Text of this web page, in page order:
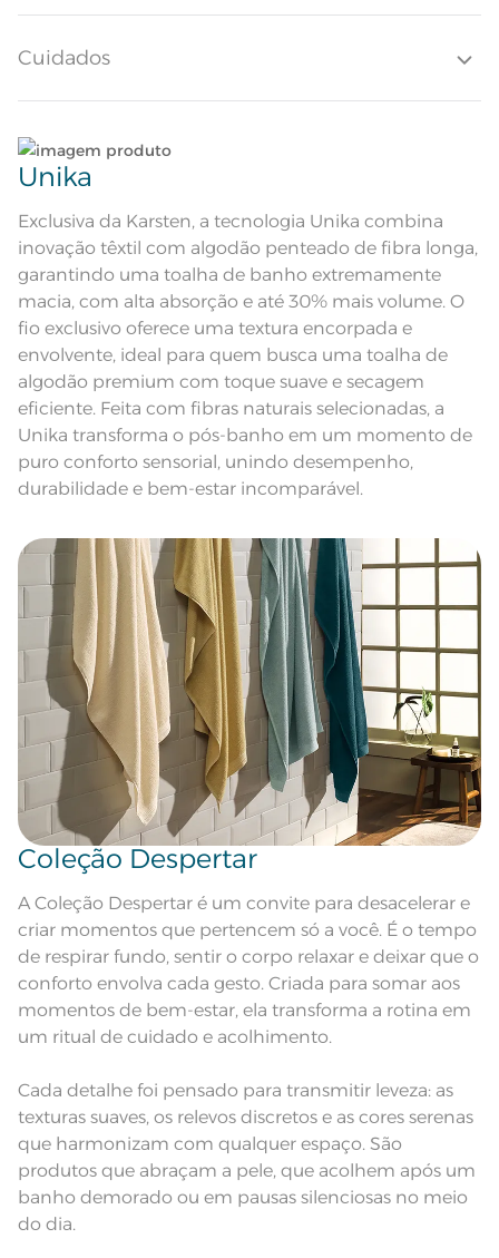
Etiqueta Diferenciada; Barra
Descrição Visual
Tamanho Rosto
Cor Duna
Itens Inclusos 1 Toalha de Rosto
Medida 48cm x 80cm
Instruções de Lavagem
Lavação a 60ºC; Proibido alvejar;
Secar em tambor com
temperatura maxima de 60ºC;
Ferro de passar com temperatura
Observações
Pode haver pequena variação de
cor, de acordo com a configuração
e modelo do monitor ou do
aparelho celular. Consultar a cor
nas especificações técnicas do
produto.
Fios Fio Tecnologia Unika
Cuidados
Lave tipos de tecidos distintos separadamente;
ciclo;
Lave as peças no ciclo leve, suave ou delicado de
sua lavadora;
Enxágue as peças com bastante água;
Utilize a quantidade mínima de amaciante e sabão;
Ao pendurar as toalhas, recomenda-se sacudi-las
bem;
Unika
Exclusiva da Karsten, a tecnologia Unika combina
inovação têxtil com algodão penteado de fibra longa,
garantindo uma toalha de banho extremamente
macia, com alta absorção e até 30% mais volume. O
fio exclusivo oferece uma textura encorpada e
envolvente, ideal para quem busca uma toalha de
algodão premium com toque suave e secagem
eficiente. Feita com fibras naturais selecionadas, a
Unika transforma o pós-banho em um momento de
puro conforto sensorial, unindo desempenho,
durabilidade e bem-estar incomparável.
Coleção Despertar
A Coleção Despertar é um convite para desacelerar e
criar momentos que pertencem só a você. É o tempo
de respirar fundo, sentir o corpo relaxar e deixar que o
conforto envolva cada gesto. Criada para somar aos
momentos de bem-estar, ela transforma a rotina em
um ritual de cuidado e acolhimento.
Cada detalhe foi pensado para transmitir leveza: as
texturas suaves, os relevos discretos e as cores serenas
que harmonizam com qualquer espaço. São
produtos que abraçam a pele, que acolhem após um
banho demorado ou em pausas silenciosas no meio
do dia.